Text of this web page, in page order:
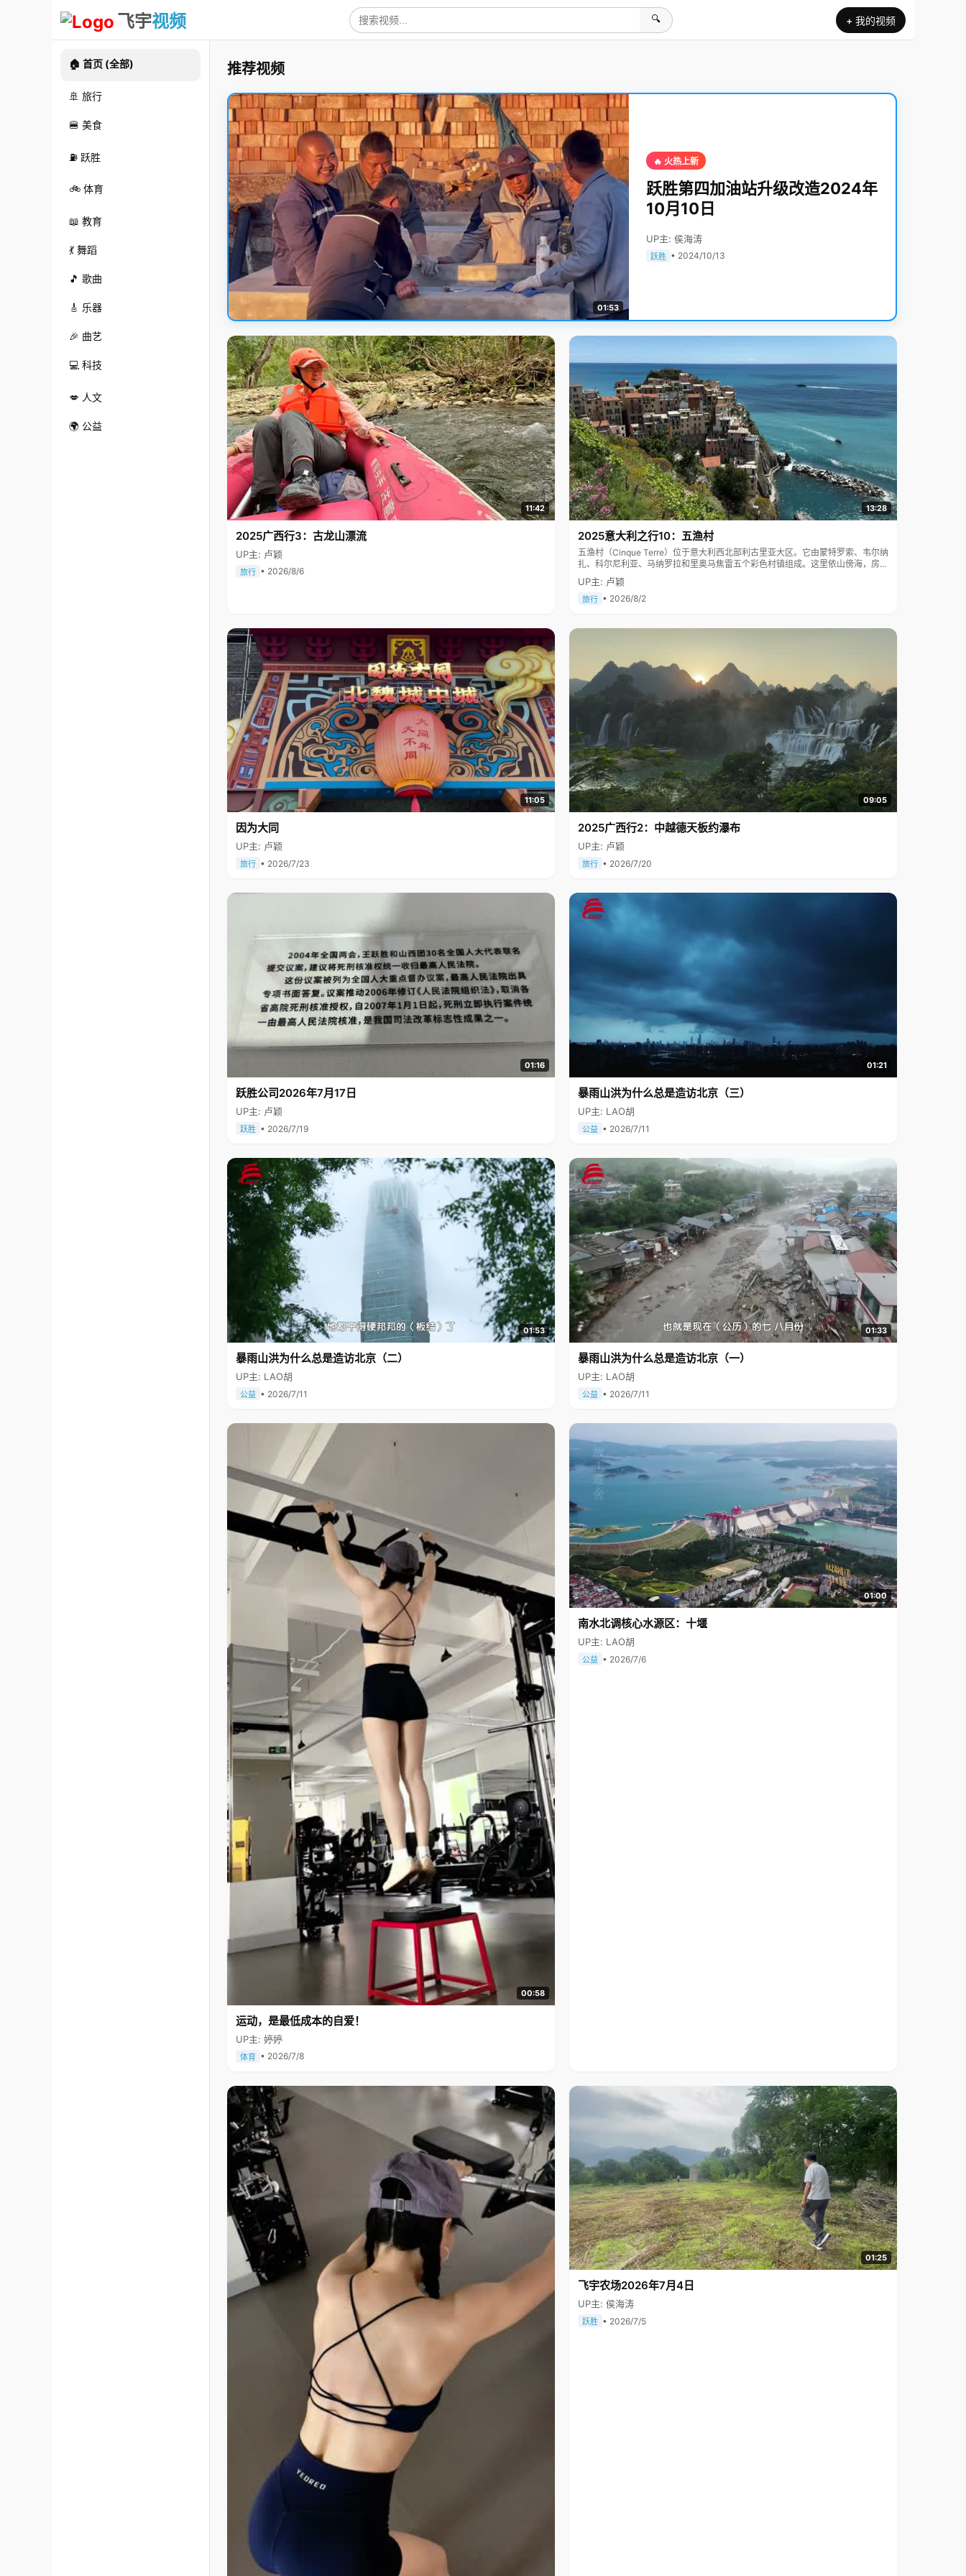
飞宇视频 🔍 + 我的视频
🏠 首页 (全部)
🚢 旅行
🍔 美食
⛽ 跃胜
🚲 体育
📖 教育
💃 舞蹈
🎵 歌曲
🎸 乐器
🎉 曲艺
💻 科技
💋 人文
🌍 公益
推荐视频
01:53
🔥 火热上新
跃胜第四加油站升级改造2024年
10月10日
UP主: 侯海涛
跃胜 • 2024/10/13
11:42
2025广西行3：古龙山漂流
UP主: 卢颖
旅行 • 2026/8/6
13:28
2025意大利之行10：五渔村
五渔村（Cinque Terre）位于意大利西北部利古里亚大区。它由蒙特罗索、韦尔纳
扎、科尔尼利亚、马纳罗拉和里奥马焦雷五个彩色村镇组成。这里依山傍海，房屋
色彩斑斓，1997年被列为世界文化遗产。
UP主: 卢颖
旅行 • 2026/8/2
11:05
因为大同
UP主: 卢颖
旅行 • 2026/7/23
09:05
2025广西行2：中越德天板约瀑布
UP主: 卢颖
旅行 • 2026/7/20
01:16
跃胜公司2026年7月17日
UP主: 卢颖
跃胜 • 2026/7/19
01:21
暴雨山洪为什么总是造访北京（三）
UP主: LAO胡
公益 • 2026/7/11
01:53
暴雨山洪为什么总是造访北京（二）
UP主: LAO胡
公益 • 2026/7/11
01:33
暴雨山洪为什么总是造访北京（一）
UP主: LAO胡
公益 • 2026/7/11
00:58
运动，是最低成本的自爱！
UP主: 婷婷
体育 • 2026/7/8
01:00
南水北调核心水源区：十堰
UP主: LAO胡
公益 • 2026/7/6
01:25
飞宇农场2026年7月4日
UP主: 侯海涛
跃胜 • 2026/7/5